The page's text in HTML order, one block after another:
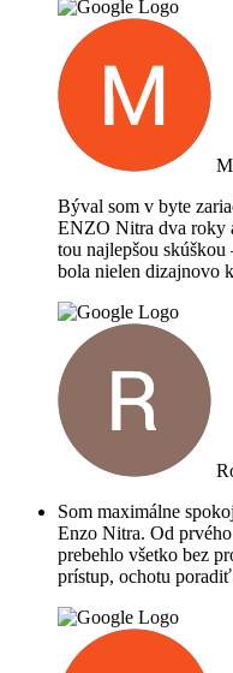
Býval som v byte
ENZO Nitra dva roky
tou najlepšou
bola nielen dizajnovo
Som maximálne
Enzo Nitra. Od
prebehlo všetko bez
prístup, ochotu